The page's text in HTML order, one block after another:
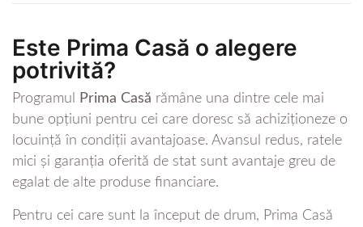
Este Prima Casă o alegere
potrivită?
Programul Prima Casă rămâne una dintre cele mai
bune opțiuni pentru cei care doresc să achiziționeze o
locuință în condiții avantajoase. Avansul redus, ratele
mici și garanția oferită de stat sunt avantaje greu de
egalat de alte produse financiare.
Pentru cei care sunt la început de drum, Prima Casă